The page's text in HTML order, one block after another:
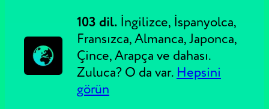
103 dil. İngilizce, İspanyolca,
Fransızca, Almanca, Japonca,
Çince, Arapça ve dahası.
Zuluca? O da var. Hepsini
görün